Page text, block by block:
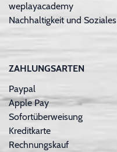
weplayacademy
Nachhaltigkeit und Soziales
ZAHLUNGSARTEN
Paypal
Apple Pay
Sofortüberweisung
Kreditkarte
Rechnungskauf